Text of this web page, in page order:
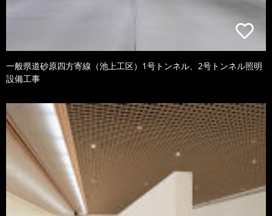
一般県道砂原四方寄線（池上工区）1号トンネル、2号トンネル照明
設備工事